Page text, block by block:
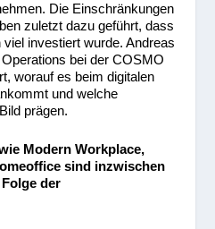
Die Einschränkungen
zuletzt dazu geführt, dass
investiert wurde. Andreas
bei der COSMO
worauf es beim digitalen
und welche
prägen.
Modern Workplace,
sind inzwischen
der